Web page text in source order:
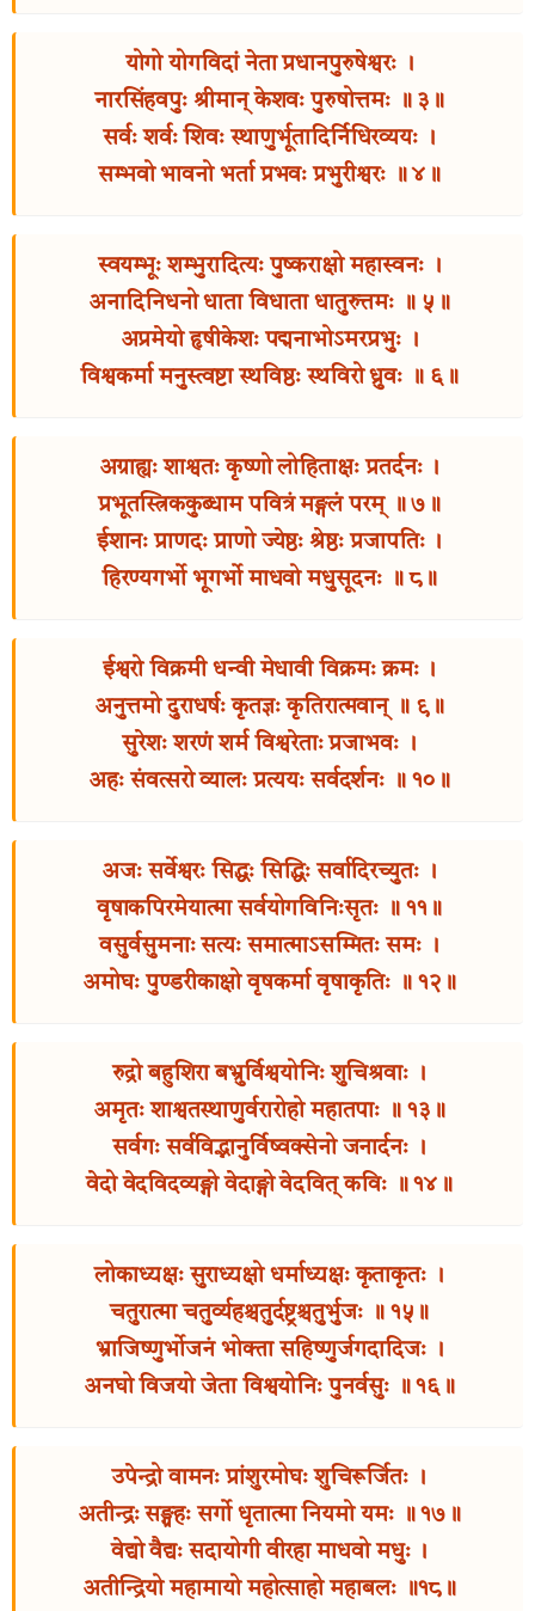
योगो योगविदां नेता प्रधानपुरुषेश्वरः ।
नारसिंहवपुः श्रीमान् केशवः पुरुषोत्तमः ॥ ३॥
सर्वः शर्वः शिवः स्थाणुर्भूतादिर्निधिरव्ययः ।
सम्भवो भावनो भर्ता प्रभवः प्रभुरीश्वरः ॥ ४॥
स्वयम्भूः शम्भुरादित्यः पुष्कराक्षो महास्वनः ।
अनादिनिधनो धाता विधाता धातुरुत्तमः ॥ ५॥
अप्रमेयो हृषीकेशः पद्मनाभोऽमरप्रभुः ।
विश्वकर्मा मनुस्त्वष्टा स्थविष्ठः स्थविरो ध्रुवः ॥ ६॥
अग्राह्यः शाश्वतः कृष्णो लोहिताक्षः प्रतर्दनः ।
प्रभूतस्त्रिककुब्धाम पवित्रं मङ्गलं परम् ॥ ७॥
ईशानः प्राणदः प्राणो ज्येष्ठः श्रेष्ठः प्रजापतिः ।
हिरण्यगर्भो भूगर्भो माधवो मधुसूदनः ॥ ८॥
ईश्वरो विक्रमी धन्वी मेधावी विक्रमः क्रमः ।
अनुत्तमो दुराधर्षः कृतज्ञः कृतिरात्मवान् ॥ ९॥
सुरेशः शरणं शर्म विश्वरेताः प्रजाभवः ।
अहः संवत्सरो व्यालः प्रत्ययः सर्वदर्शनः ॥ १०॥
अजः सर्वेश्वरः सिद्धः सिद्धिः सर्वादिरच्युतः ।
वृषाकपिरमेयात्मा सर्वयोगविनिःसृतः ॥ ११॥
वसुर्वसुमनाः सत्यः समात्माऽसम्मितः समः ।
अमोघः पुण्डरीकाक्षो वृषकर्मा वृषाकृतिः ॥ १२॥
रुद्रो बहुशिरा बभ्रुर्विश्वयोनिः शुचिश्रवाः ।
अमृतः शाश्वतस्थाणुर्वरारोहो महातपाः ॥ १३॥
सर्वगः सर्वविद्भानुर्विष्वक्सेनो जनार्दनः ।
वेदो वेदविदव्यङ्गो वेदाङ्गो वेदवित् कविः ॥ १४॥
लोकाध्यक्षः सुराध्यक्षो धर्माध्यक्षः कृताकृतः ।
चतुरात्मा चतुर्व्यहश्चतुर्दष्ट्रश्चतुर्भुजः ॥ १५॥
भ्राजिष्णुर्भोजनं भोक्ता सहिष्णुर्जगदादिजः ।
अनघो विजयो जेता विश्वयोनिः पुनर्वसुः ॥ १६॥
उपेन्द्रो वामनः प्रांशुरमोघः शुचिरूर्जितः ।
अतीन्द्रः सङ्ग्रहः सर्गो धृतात्मा नियमो यमः ॥ १७॥
वेद्यो वैद्यः सदायोगी वीरहा माधवो मधुः ।
अतीन्द्रियो महामायो महोत्साहो महाबलः ॥१८॥